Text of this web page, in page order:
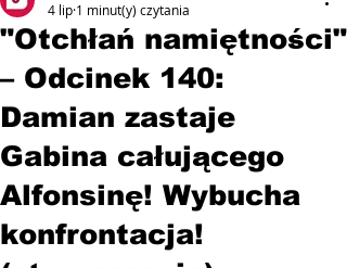
"Otchłań namiętności"
– Odcinek 140:
Damian zastaje
Gabina całującego
Alfonsinę! Wybucha
konfrontacja!
4 lip 1 minut(y) czytania